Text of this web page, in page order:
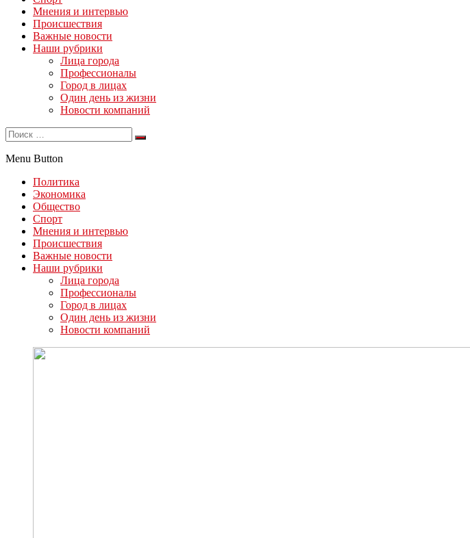
Мнения и интервью
Происшествия
Важные новости
Наши рубрики
Лица города
Профессионалы
Город в лицах
Один день из жизни
Новости компаний
Menu Button
Политика
Экономика
Общество
Спорт
Мнения и интервью
Происшествия
Важные новости
Наши рубрики
Лица города
Профессионалы
Город в лицах
Один день из жизни
Новости компаний